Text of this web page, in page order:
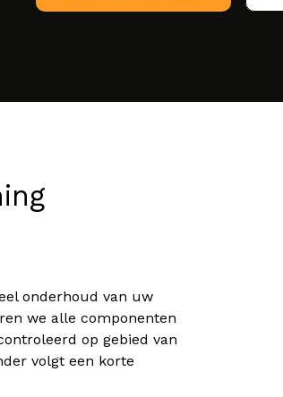
onderhoud van uw
we alle componenten
op gebied van
volgt een korte